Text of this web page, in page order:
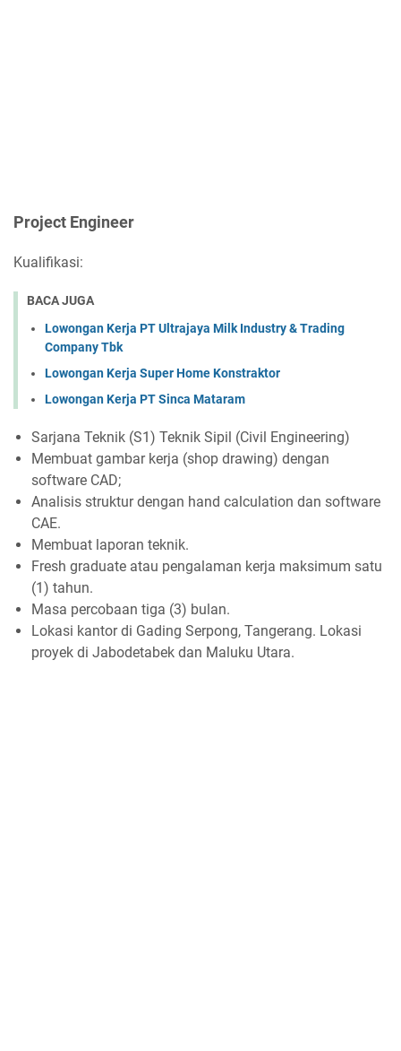
Project Engineer
Kualifikasi:
BACA JUGA
Lowongan Kerja PT Ultrajaya Milk Industry & Trading
Company Tbk
Lowongan Kerja Super Home Konstraktor
Lowongan Kerja PT Sinca Mataram
Sarjana Teknik (S1) Teknik Sipil (Civil Engineering)
Membuat gambar kerja (shop drawing) dengan
software CAD;
Analisis struktur dengan hand calculation dan software
CAE.
Membuat laporan teknik.
Fresh graduate atau pengalaman kerja maksimum satu
(1) tahun.
Masa percobaan tiga (3) bulan.
Lokasi kantor di Gading Serpong, Tangerang. Lokasi
proyek di Jabodetabek dan Maluku Utara.